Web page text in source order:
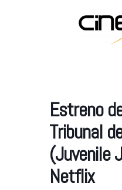
Estreno
Tribunal
(Juvenile
Netflix